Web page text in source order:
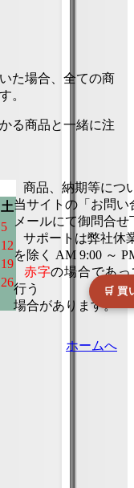
た場合、全ての商
。
る商品と一緒に注
ホームへ